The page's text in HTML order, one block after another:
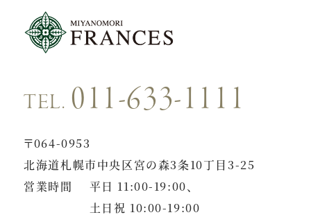
TEL. 011-633-1111
〒064-0953
北海道札幌市中央区宮の森3条10丁目3-25
営業時間
平日 11:00-19:00、
土日祝 10:00-19:00